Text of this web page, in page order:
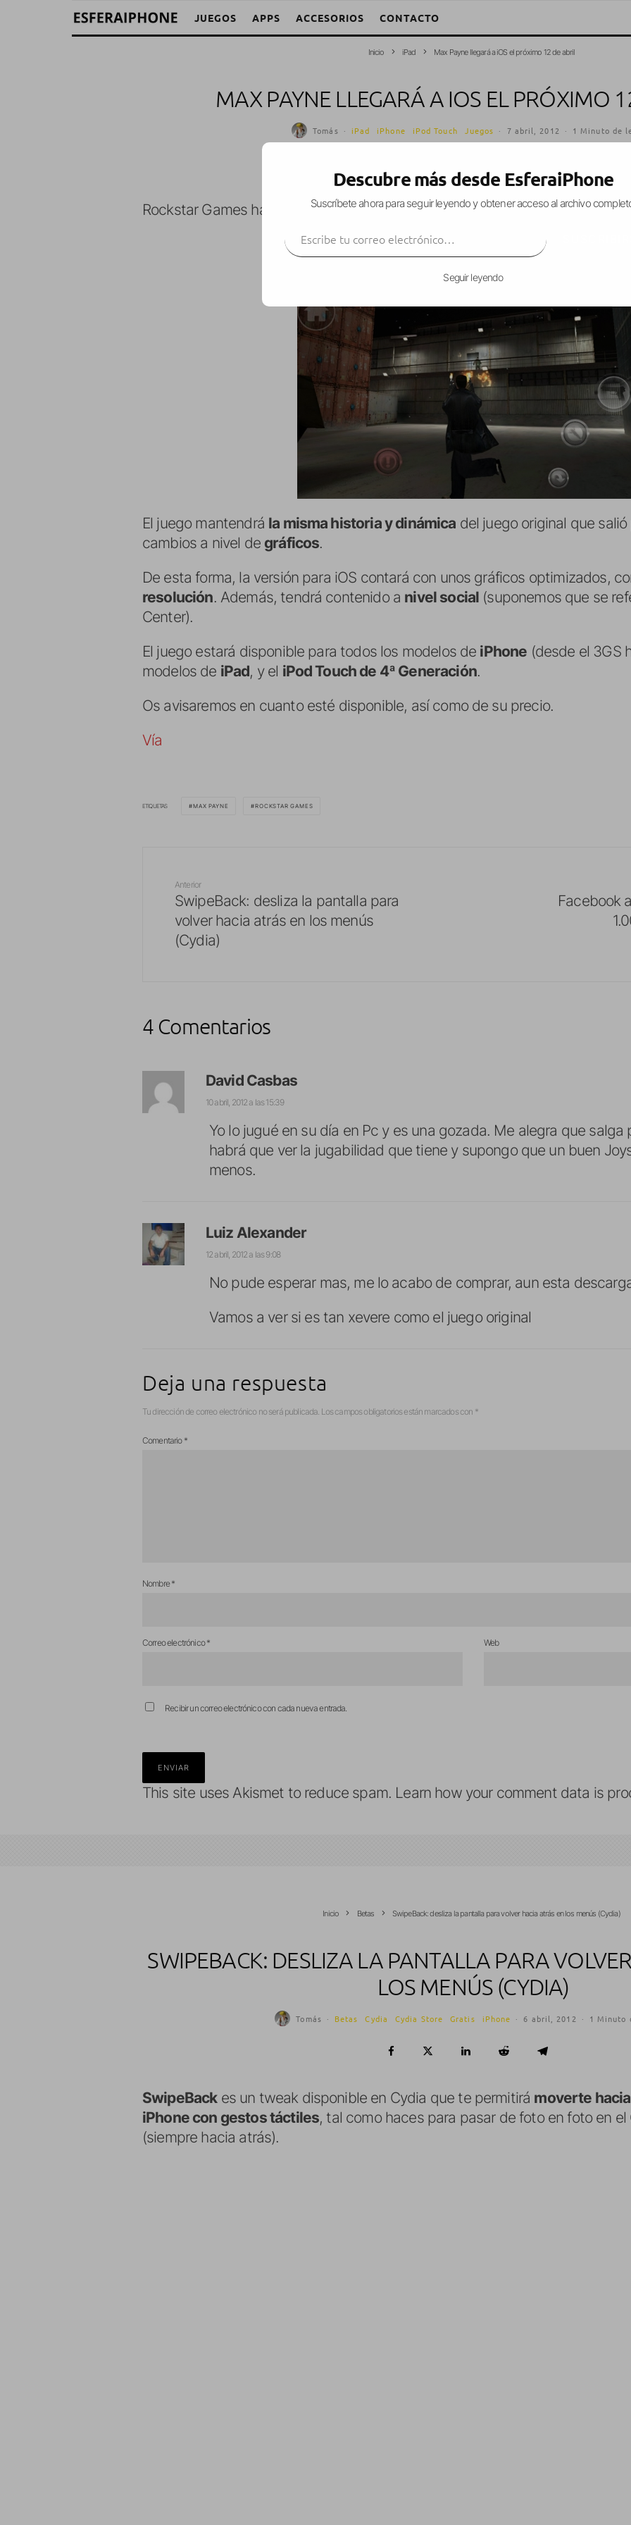
JUEGOS APPS ACCESORIOS CONTACTO
Inicio iPad Max Payne llegará a iOS el próximo 12 de abril
MAX PAYNE LLEGARÁ A IOS EL PRÓXIMO
Tomás · iPad iPhone iPod Touch Juegos · 7 abril, 2012 · 1 Minuto de
Rockstar Games ha anunciado que lanzaráMax Payneel próximo 12 de
El juego mantendrá la misma historia y dinámica del juego original que
cambios a nivel de gráficos.
De esta forma, la versión para iOS contará con unos gráficos optimizados,
resolución. Además, tendrá contenido a nivel social (suponemos que se
Center).
El juego estará disponible para todos los modelos de iPhone (desde el 3GS
modelos de iPad, y el iPod Touch de 4ª Generación.
Os avisaremos en cuanto esté disponible, así como de su precio.
Vía
ETIQUETAS MAX PAYNE ROCKSTAR GAMES
Anterior
SwipeBack: desliza la pantalla para
volver hacia atrás en los menús
(Cydia)
Facebook
4 Comentarios
David Casbas
10 abril, 2012 a las 15:39
Yo lo jugué en su día en Pc y es una gozada. Me alegra que
habrá que ver la jugabilidad que tiene y supongo que un buen
menos.
Luiz Alexander
12 abril, 2012 a las 9:08
No pude esperar mas, me lo acabo de comprar, aun esta
Vamos a ver si es tan xevere como el juego original
Deja una respuesta
Tu dirección de correo electrónico no será publicada. Los campos obligatorios están marcados con *
Comentario *
Nombre*
Correo electrónico* Web
Recibir un correo electrónico con cada nueva entrada.
This site uses Akismet to reduce spam. Learn how your comment data is
Inicio Betas SwipeBack: desliza la pantalla para volver hacia atrás en los menús (Cydia)
SWIPEBACK: DESLIZA LA PANTALLA PARA
LOS MENÚS (CYDIA)
Tomás · Betas Cydia Cydia Store Gratis iPhone · 6 abril, 2012 · 1 Minuto
SwipeBackes un tweak disponible en Cydia que te permitirá moverte
iPhone con gestos táctiles, tal como haces para pasar de foto en foto en
(siempre hacia atrás).
Descubre más desde EsferaiPhone
Suscríbete ahora para seguir leyendo y obtener acceso al archivo
Seguir leyendo